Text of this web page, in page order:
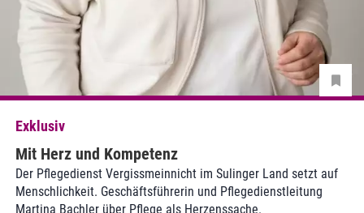
Exklusiv
Mit Herz und Kompetenz
Der Pflegedienst Vergissmeinnicht im Sulinger Land setzt auf
Menschlichkeit. Geschäftsführerin und Pflegedienstleitung
Martina Bachler über Pflege als Herzenssache.